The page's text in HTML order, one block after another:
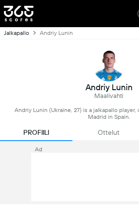
Jalkapallo Andriy Lunin
Andriy Lunin
Maalivahti
Andriy Lunin (Ukraine, 27) is a jalkapallo
Madrid in Spain.
PROFIILI Ottelut
Ad